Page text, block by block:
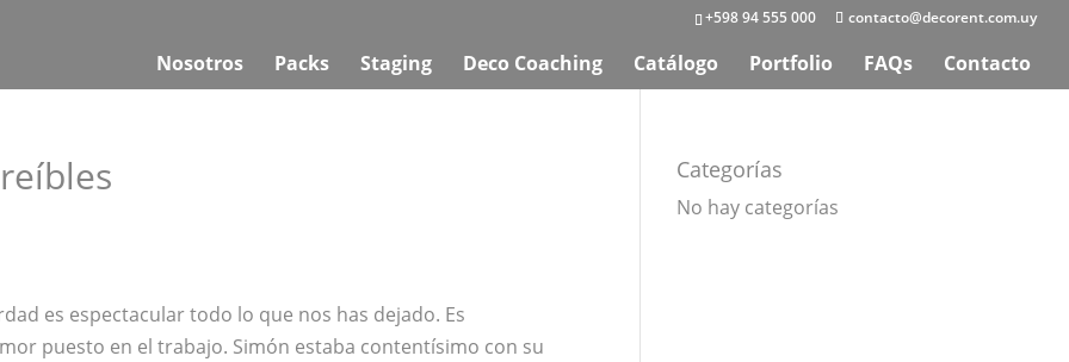
+598 94 555 000 contacto@decorent.com.uy
Nosotros Packs Staging Deco Coaching Catálogo Portfolio FAQs Contacto
es espectacular todo lo que nos has dejado. Es
puesto en el trabajo. Simón estaba contentísimo con su
Categorías
No hay categorías